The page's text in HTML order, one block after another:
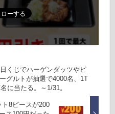
くじでハーゲンダッツやピ
グルトが抽選で4000名、1T
に当たる。～1/31。
8ピースが200